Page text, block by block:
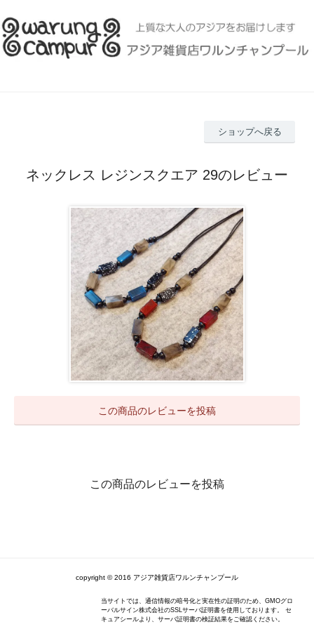
ショップへ戻る
ネックレス レジンスクエア 29のレビュー
この商品のレビューを投稿
この商品のレビューを投稿
copyright © 2016 アジア雑貨店ワルンチャンプール
当サイトでは、通信情報の暗号化と実在性の証明のため、GMOグロ
ーバルサイン株式会社のSSLサーバ証明書を使用しております。 セ
キュアシールより、サーバ証明書の検証結果をご確認ください。